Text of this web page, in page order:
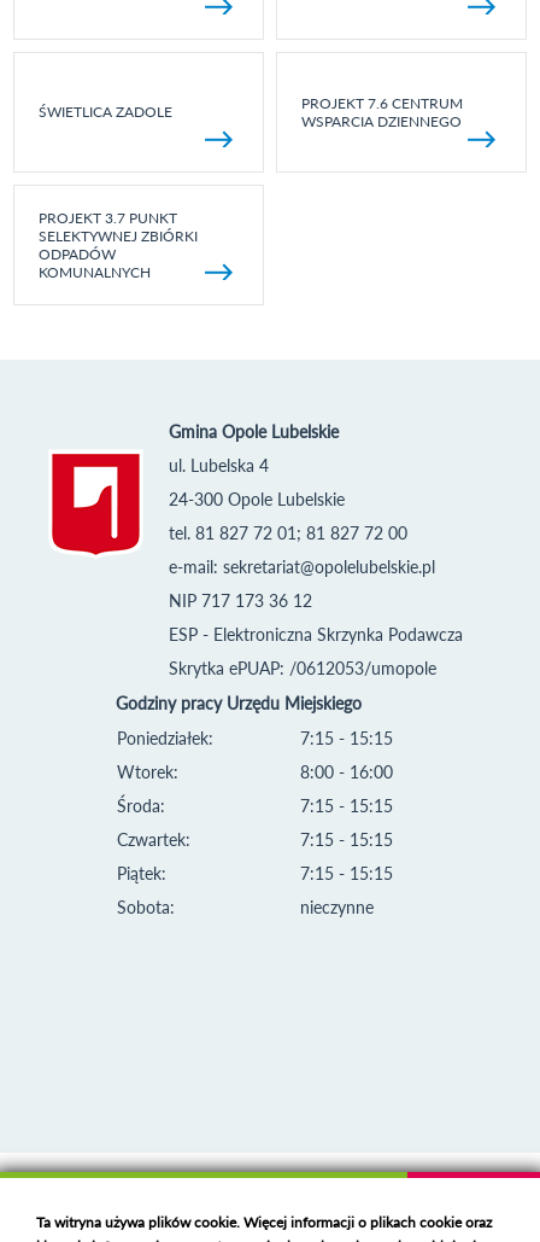
ŚWIETLICA ZADOLE
PROJEKT 7.6 CENTRUM
WSPARCIA DZIENNEGO
PROJEKT 3.7 PUNKT
SELEKTYWNEJ ZBIÓRKI
ODPADÓW
KOMUNALNYCH
Gmina Opole Lubelskie
ul. Lubelska 4
24-300 Opole Lubelskie
tel. 81 827 72 01; 81 827 72 00
e-mail: sekretariat@opolelubelskie.pl
NIP 717 173 36 12
ESP - Elektroniczna Skrzynka Podawcza
Skrytka ePUAP: /0612053/umopole
Godziny pracy Urzędu Miejskiego
Poniedziałek:
Wtorek:
Środa:
Czwartek:
Piątek:
Sobota:
7:15 - 15:15
8:00 - 16:00
7:15 - 15:15
7:15 - 15:15
7:15 - 15:15
nieczynne
Deklaracja dostępności
Ta witryna używa plików cookie. Więcej informacji o plikach cookie oraz